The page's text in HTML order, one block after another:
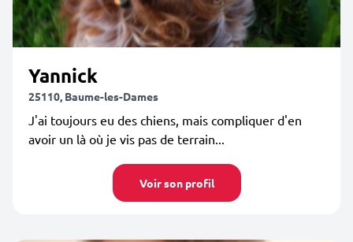
Yannick
25110, Baume-les-Dames
J'ai toujours eu des chiens, mais compliquer d'en
avoir un là où je vis pas de terrain...
Voir son profil